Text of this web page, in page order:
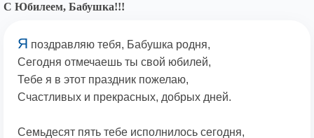
С Юбилеем, Бабушка!!!
Я поздравляю тебя, Бабушка родня,
Сегодня отмечаешь ты свой юбилей,
Тебе я в этот праздник пожелаю,
Счастливых и прекрасных, добрых дней.
Семьдесят пять тебе исполнилось сегодня,